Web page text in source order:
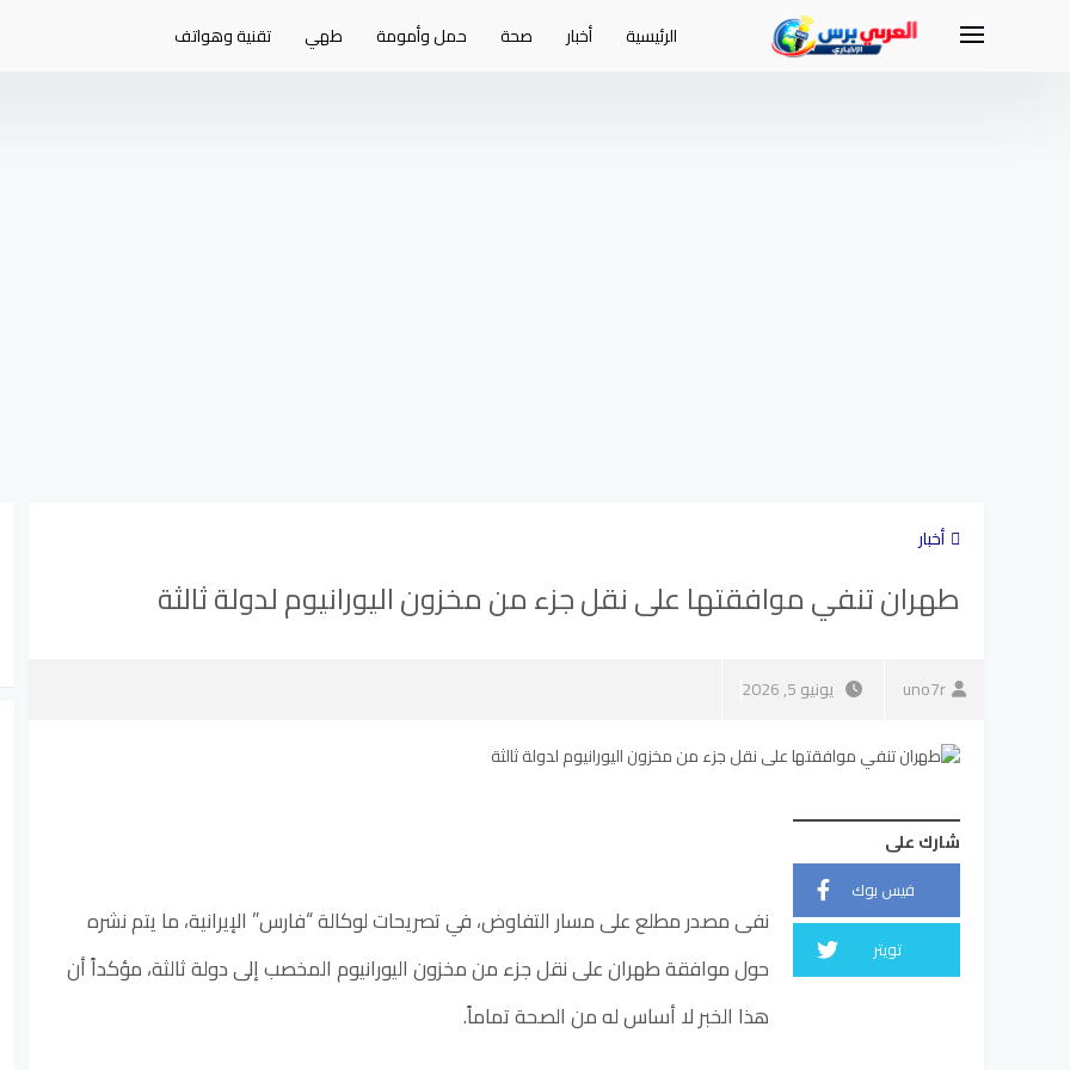
الرئيسية أخبار صحة حمل وأمومة طهي تقنية وهواتف
أخبار
طهران تنفي موافقتها على نقل جزء من مخزون اليورانيوم لدولة ثالثة
uno7r يونيو 5, 2026
شارك على
فيس بوك
تويتر
نفى مصدر مطلع على مسار التفاوض، في تصريحات لوكالة “فارس” الإيرانية، ما يتم نشره
حول موافقة طهران على نقل جزء من مخزون اليورانيوم المخصب إلى دولة ثالثة، مؤكداً أن
هذا الخبر لا أساس له من الصحة تماماً.